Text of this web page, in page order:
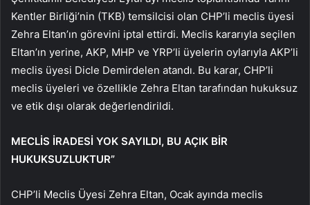
Kentler Birliği’nin (TKB) temsilcisi olan CHP’li meclis üyesi
Zehra Eltan’ın görevini iptal ettirdi. Meclis kararıyla seçilen
Eltan’ın yerine, AKP, MHP ve YRP’li üyelerin oylarıyla AKP’li
meclis üyesi Dicle Demirdelen atandı. Bu karar, CHP’li
meclis üyeleri ve özellikle Zehra Eltan tarafından hukuksuz
ve etik dışı olarak değerlendirildi.
MECLİS İRADESİ YOK SAYILDI, BU AÇIK BİR
HUKUKSUZLUKTUR”
CHP’li Meclis Üyesi Zehra Eltan, Ocak ayında meclis